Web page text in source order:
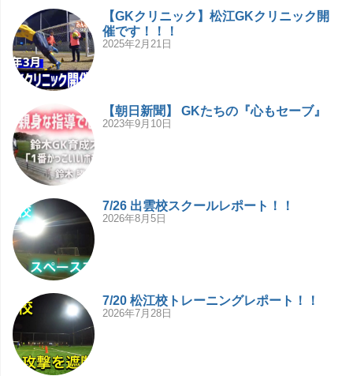
【GKクリニック】松江GKクリニック開
催です！！！
2025年2月21日
【朝日新聞】 GKたちの『心もセーブ』
2023年9月10日
7/26 出雲校スクールレポート！！
2026年8月5日
7/20 松江校トレーニングレポート！！
2026年7月28日